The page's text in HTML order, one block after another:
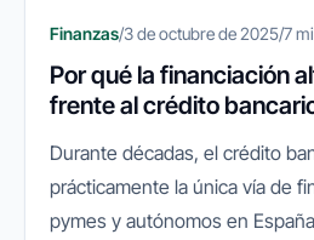
Finanzas/3 de octubre de 2025/7
Por qué la financiación
frente al crédito
Durante décadas, el crédito
prácticamente la única vía de
pymes y autónomos en